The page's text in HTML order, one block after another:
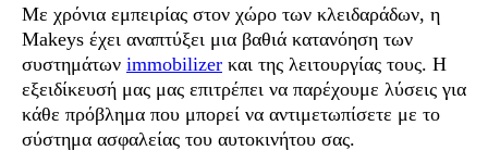
Με χρόνια εμπειρίας στον χώρο των κλειδαράδων, η
Makeys έχει αναπτύξει μια βαθιά κατανόηση των
συστημάτων immobilizerκαι της λειτουργίας τους. Η
εξειδίκευσή μας μας επιτρέπει να παρέχουμε λύσεις για
κάθε πρόβλημα που μπορεί να αντιμετωπίσετε με το
σύστημα ασφαλείας του αυτοκινήτου σας.